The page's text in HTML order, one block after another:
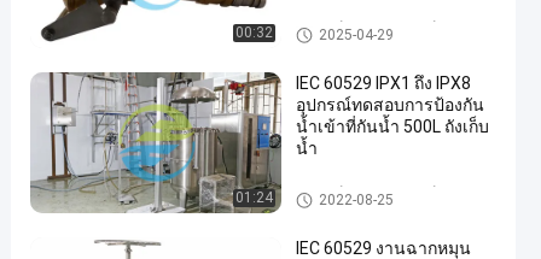
Ipx4
สามารถ
ปรับ
การ
ไหล
ของ
น้ำ
00:32
IPX3 และ IPX4 การทดสอบ
ความสอดคล้อง
อุปกรณ์ทดสอบอุปกรณ์ป้องกันกา
รเข้า
2025-04-29
01:24
IEC 60529 IPX1 ถึง IPX8
อุปกรณ์ทดสอบการป้องกัน
น้ำเข้าที่กันน้ำ 500L ถังเก็บ
น้ำ
อุปกรณ์ทดสอบอุปกรณ์ป้องกันกา
รเข้า
2022-08-25
IEC 60529 งานฉากหมุน